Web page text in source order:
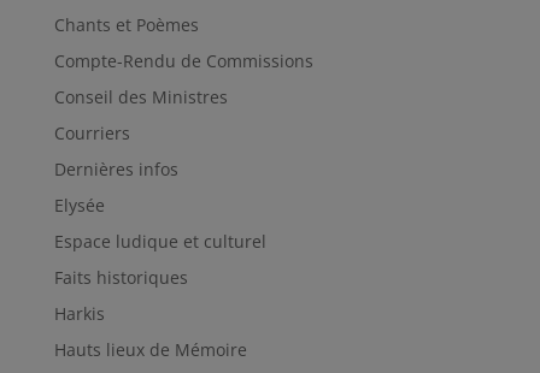
Chants et Poèmes
Compte-Rendu de Commissions
Conseil des Ministres
Courriers
Dernières infos
Elysée
Espace ludique et culturel
Faits historiques
Harkis
Hauts lieux de Mémoire